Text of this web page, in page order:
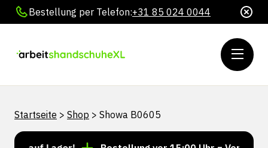
Bestellung per Telefon:+31 85 024 0044
Startseite > Shop > Showa B0605